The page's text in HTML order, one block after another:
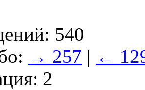
540
→ 257 | ←
2